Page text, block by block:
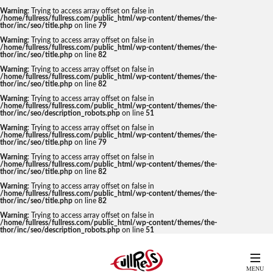
Warning: Trying to access array offset on false in
/home/fullress/fullress.com/public_html/wp-content/themes/the-
thor/inc/seo/title.php on line 79
Warning: Trying to access array offset on false in
/home/fullress/fullress.com/public_html/wp-content/themes/the-
thor/inc/seo/title.php on line 82
Warning: Trying to access array offset on false in
/home/fullress/fullress.com/public_html/wp-content/themes/the-
thor/inc/seo/title.php on line 82
Warning: Trying to access array offset on false in
/home/fullress/fullress.com/public_html/wp-content/themes/the-
thor/inc/seo/description_robots.php on line 51
Warning: Trying to access array offset on false in
/home/fullress/fullress.com/public_html/wp-content/themes/the-
thor/inc/seo/title.php on line 79
Warning: Trying to access array offset on false in
/home/fullress/fullress.com/public_html/wp-content/themes/the-
thor/inc/seo/title.php on line 82
Warning: Trying to access array offset on false in
/home/fullress/fullress.com/public_html/wp-content/themes/the-
thor/inc/seo/title.php on line 82
Warning: Trying to access array offset on false in
/home/fullress/fullress.com/public_html/wp-content/themes/the-
thor/inc/seo/description_robots.php on line 51